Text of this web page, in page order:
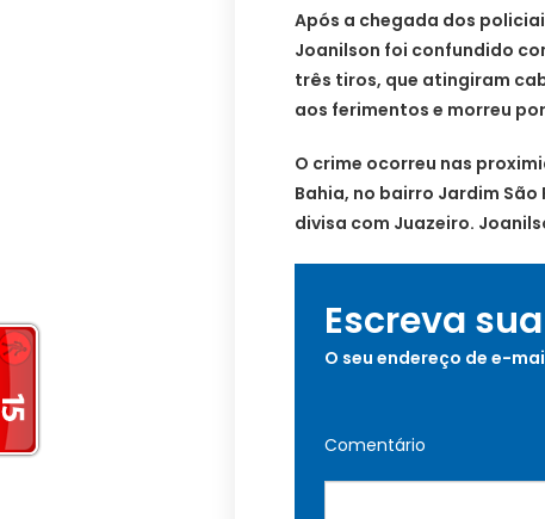
Após a chegada dos
Joanilson foi confundido
três tiros, que atingiram
aos ferimentos e morreu
O crime ocorreu nas
Bahia, no bairro Jardim
divisa com Juazeiro.
Escreva
O seu endereço de e-
Comentário